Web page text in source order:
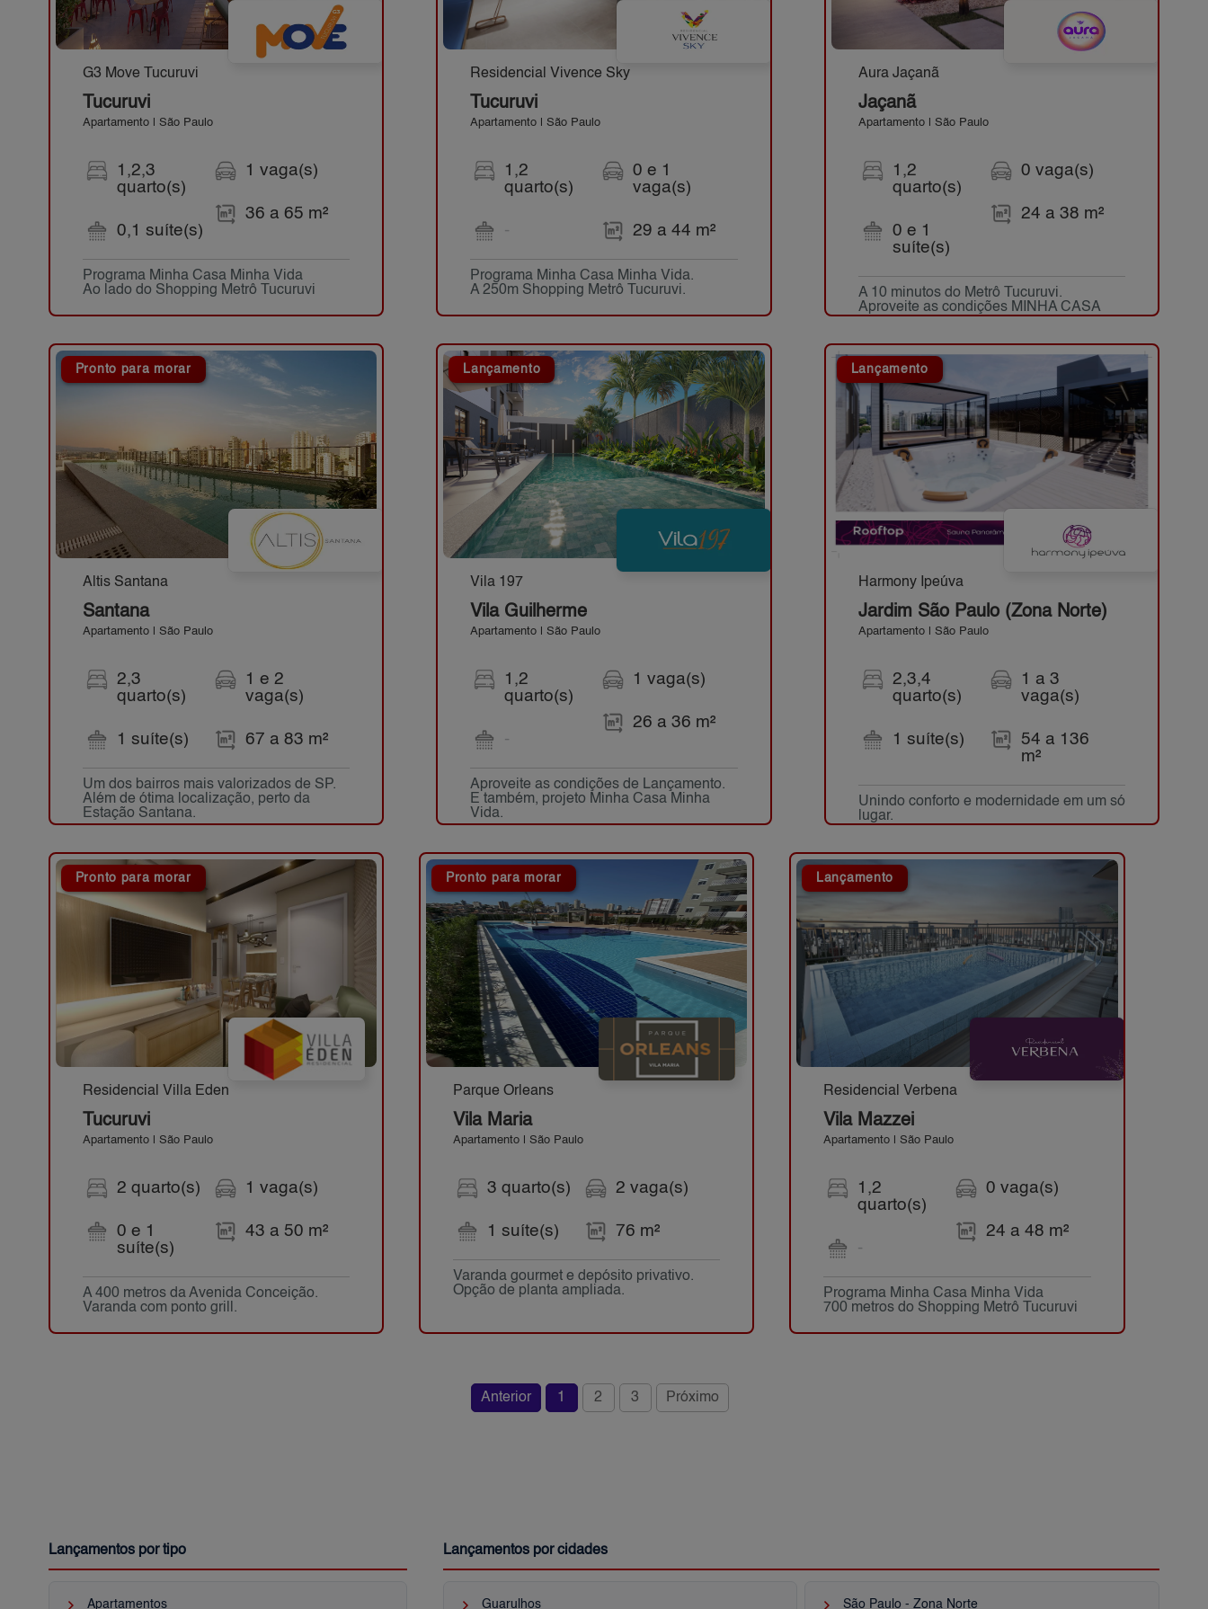
G3 Move Tucuruvi
Tucuruvi
Apartamento | São Paulo
1,2,3
quarto(s)
0,1 suíte(s)
1 vaga(s)
36 a 65 m²
Programa Minha Casa Minha Vida
Ao lado do Shopping Metrô Tucuruvi
Residencial Vivence Sky
Tucuruvi
Apartamento | São Paulo
1,2
quarto(s)
-
0 e 1
vaga(s)
29 a 44 m²
Programa Minha Casa Minha Vida.
A 250m Shopping Metrô Tucuruvi.
Aura Jaçanã
Jaçanã
Apartamento | São Paulo
1,2
quarto(s)
0 e 1
suíte(s)
0 vaga(s)
24 a 38 m²
A 10 minutos do Metrô Tucuruvi.
Aproveite as condições MINHA CASA
Pronto para morar
Altis Santana
Santana
Apartamento | São Paulo
2,3
quarto(s)
1 suíte(s)
1 e 2
vaga(s)
67 a 83 m²
Um dos bairros mais valorizados de SP.
Além de ótima localização, perto da
Estação Santana.
Lançamento
Vila 197
Vila Guilherme
Apartamento | São Paulo
1,2
quarto(s)
-
1 vaga(s)
26 a 36 m²
Aproveite as condições de Lançamento.
E também, projeto Minha Casa Minha
Vida.
Lançamento
Harmony Ipeúva
Jardim São Paulo (Zona Norte)
Apartamento | São Paulo
2,3,4
quarto(s)
1 suíte(s)
1 a 3
vaga(s)
54 a 136
m²
Unindo conforto e modernidade em um só
lugar.
Pronto para morar
Residencial Villa Eden
Tucuruvi
Apartamento | São Paulo
2 quarto(s)
0 e 1
suíte(s)
1 vaga(s)
43 a 50 m²
A 400 metros da Avenida Conceição.
Varanda com ponto grill.
Pronto para morar
Parque Orleans
Vila Maria
Apartamento | São Paulo
3 quarto(s)
1 suíte(s)
2 vaga(s)
76 m²
Varanda gourmet e depósito privativo.
Opção de planta ampliada.
Lançamento
Residencial Verbena
Vila Mazzei
Apartamento | São Paulo
1,2
quarto(s)
-
0 vaga(s)
24 a 48 m²
Programa Minha Casa Minha Vida
700 metros do Shopping Metrô Tucuruvi
Anterior 1 2 3 Próximo
Lançamentos por tipo
Apartamentos
Lançamentos por cidades
Guarulhos São Paulo - Zona Norte